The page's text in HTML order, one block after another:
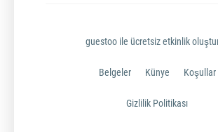
guestoo ile ücretsiz etkinlik
Belgeler Künye Koşullar
Gizlilik Politikası